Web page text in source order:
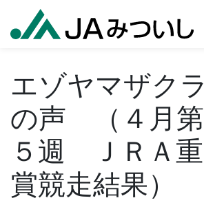
エゾヤマザクラ
の声 （４月第
５週 ＪＲＡ重
賞競走結果）